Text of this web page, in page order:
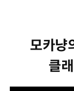
모카냥
클